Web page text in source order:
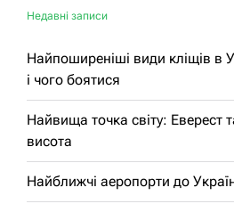
Недавні записи
Найпоширеніші види кліщів в
і чого боятися
Найвища точка світу: Еверест
висота
Найближчі аеропорти до